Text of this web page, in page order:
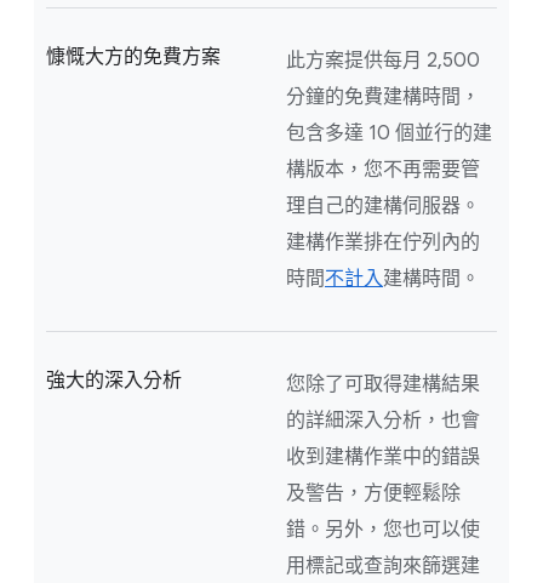
慷慨大方的免費方案
此方案提供每月 2,500
分鐘的免費建構時間，
包含多達 10 個並行的建
構版本，您不再需要管
理自己的建構伺服器。
建構作業排在佇列內的
時間不計入建構時間。
強大的深入分析
您除了可取得建構結果
的詳細深入分析，也會
收到建構作業中的錯誤
及警告，方便輕鬆除
錯。另外，您也可以使
用標記或查詢來篩選建